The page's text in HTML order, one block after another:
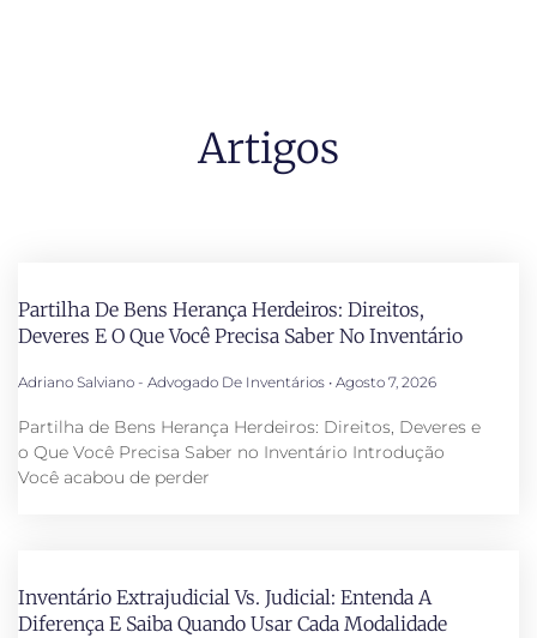
Artigos
Partilha De Bens Herança Herdeiros: Direitos,
Deveres E O Que Você Precisa Saber No Inventário
Adriano Salviano - Advogado De Inventários Agosto 7, 2026
Partilha de Bens Herança Herdeiros: Direitos, Deveres e
o Que Você Precisa Saber no Inventário Introdução
Você acabou de perder
Inventário Extrajudicial Vs. Judicial: Entenda A
Diferença E Saiba Quando Usar Cada Modalidade